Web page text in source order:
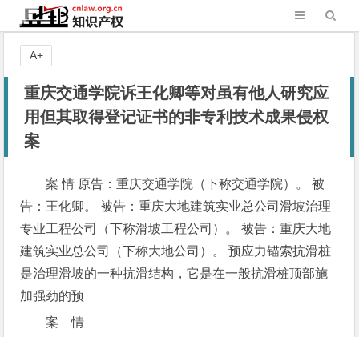
重庆交通学院诉王化卿等对虽有他人研究应
用但其取得登记证书的非专利技术成果侵权
案
案 情 原告：重庆交通学院（下称交通学院）。 被
告：王化卿。 被告：重庆大地建筑实业总公司滑坡治理
专业工程公司（下称滑坡工程公司）。 被告：重庆大地
建筑实业总公司（下称大地公司）。 预应力锚索抗滑桩
是治理滑坡的一种抗滑结构，它是在一般抗滑桩顶部施
加强劲的预
案 情
A+